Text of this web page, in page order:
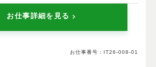
お仕事詳細を見る
お仕事番号：IT26-008-01